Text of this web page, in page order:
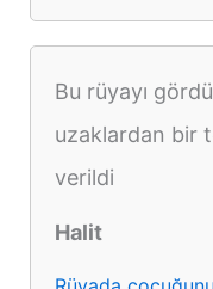
Bu rüyayı
uzaklardan bir
verildi
Halit